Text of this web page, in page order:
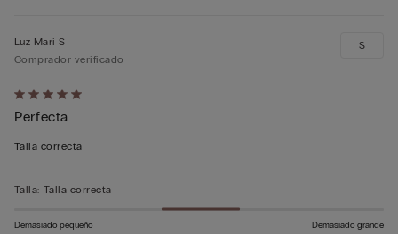
Calificación
de
5
5
Luz Mari S
Comprador verificado
Perfecta
Talla correcta
S
Talla: Talla correcta
Demasiado pequeño Demasiado grande